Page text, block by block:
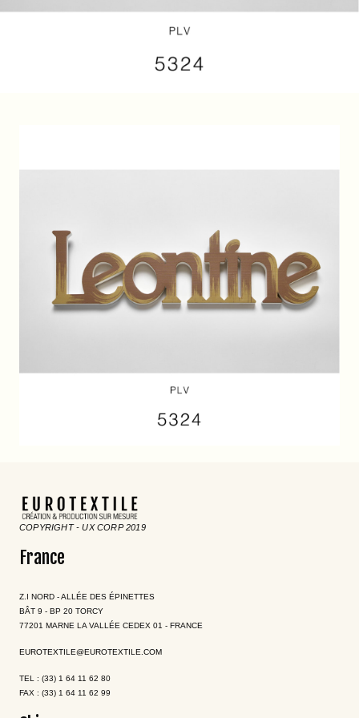
COPYRIGHT - UX CORP 2019
France
Z.I NORD - ALLÉE DES ÉPINETTES
BÂT 9 - BP 20 TORCY
77201 MARNE LA VALLÉE CEDEX 01 - FRANCE
EUROTEXTILE@EUROTEXTILE.COM
TEL : (33) 1 64 11 62 80
FAX : (33) 1 64 11 62 99